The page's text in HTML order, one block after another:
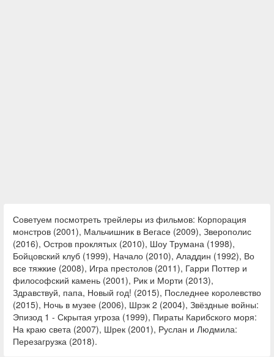
Советуем посмотреть трейлеры из фильмов: Корпорация
монстров (2001), Мальчишник в Вегасе (2009), Зверополис
(2016), Остров проклятых (2010), Шоу Трумана (1998),
Бойцовский клуб (1999), Начало (2010), Аладдин (1992), Во
все тяжкие (2008), Игра престолов (2011), Гарри Поттер и
философский камень (2001), Рик и Морти (2013),
Здравствуй, папа, Новый год! (2015), Последнее королевство
(2015), Ночь в музее (2006), Шрэк 2 (2004), Звёздные войны:
Эпизод 1 - Скрытая угроза (1999), Пираты Карибского моря:
На краю света (2007), Шрек (2001), Руслан и Людмила:
Перезагрузка (2018).